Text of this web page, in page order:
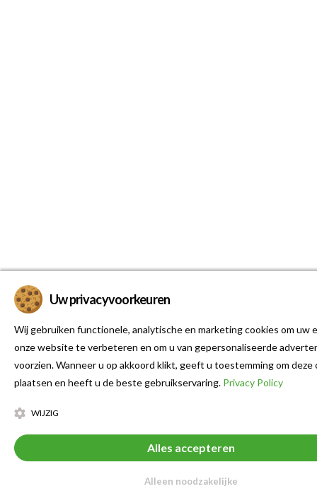
Uw privacyvoorkeuren
Wij gebruiken functionele, analytische en marketing cookies om uw
onze website te verbeteren en om u van gepersonaliseerde
voorzien. Wanneer u op akkoord klikt, geeft u toestemming om deze
plaatsen en heeft u de beste gebruikservaring. Privacy Policy
WIJZIG
Alles accepteren
Alleen noodzakelijke